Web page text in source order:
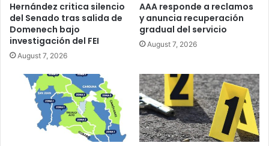
Hernández critica silencio
del Senado tras salida de
Domenech bajo
investigación del FEI
August 7, 2026
AAA responde a reclamos
y anuncia recuperación
gradual del servicio
August 7, 2026